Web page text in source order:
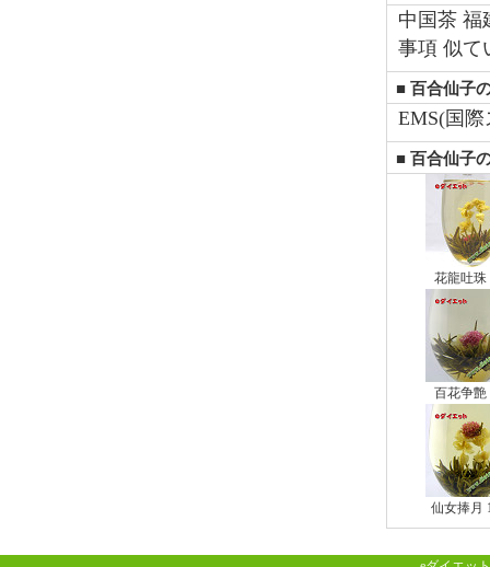
中国茶 福
事項 似て
■ 百合仙子
EMS(国
■ 百合仙子
花龍吐珠
百花争艶
仙女捧月